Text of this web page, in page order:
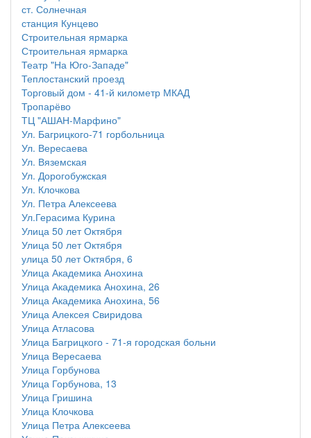
ст. Солнечная
станция Кунцево
Строительная ярмарка
Строительная ярмарка
Театр "На Юго-Западе"
Теплостанский проезд
Торговый дом - 41-й километр МКАД
Тропарёво
ТЦ "АШАН-Марфино"
Ул. Багрицкого-71 горбольница
Ул. Вересаева
Ул. Вяземская
Ул. Дорогобужская
Ул. Клочкова
Ул. Петра Алексеева
Ул.Герасима Курина
Улица 50 лет Октября
Улица 50 лет Октября
улица 50 лет Октября, 6
Улица Академика Анохина
Улица Академика Анохина, 26
Улица Академика Анохина, 56
Улица Алексея Свиридова
Улица Атласова
Улица Багрицкого - 71-я городская больни
Улица Вересаева
Улица Горбунова
Улица Горбунова, 13
Улица Гришина
Улица Клочкова
Улица Петра Алексеева